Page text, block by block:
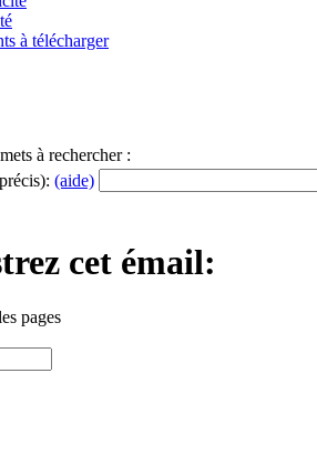
à télécharger
à rechercher :
(aide)
cet émail:
pages